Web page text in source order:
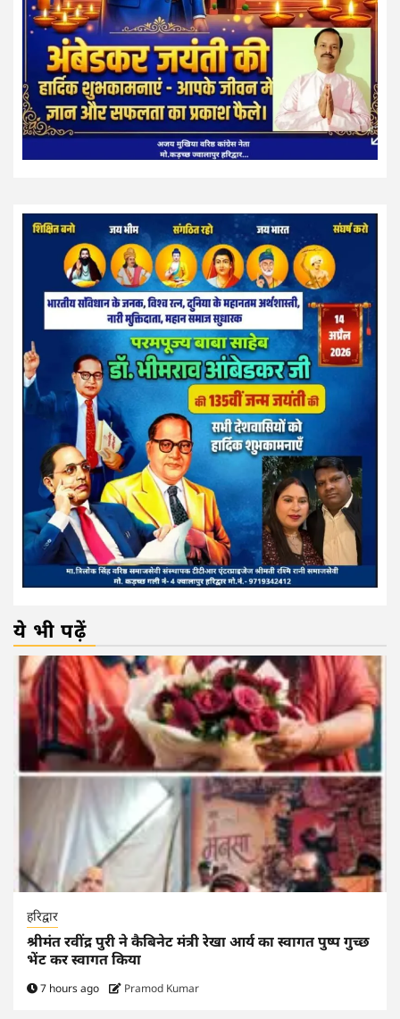
ये भी पढ़ें
हरिद्वार
श्रीमंत रवींद्र पुरी ने कैबिनेट मंत्री रेखा आर्य का स्वागत पुष्प गुच्छ
भेंट कर स्वागत किया
7 hours ago Pramod Kumar